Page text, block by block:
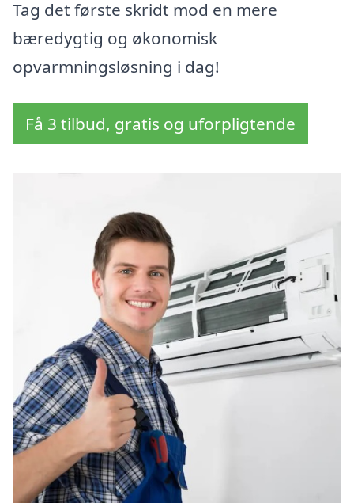
Tag det første skridt mod en mere
bæredygtig og økonomisk
opvarmningsløsning i dag!
Få 3 tilbud, gratis og uforpligtende